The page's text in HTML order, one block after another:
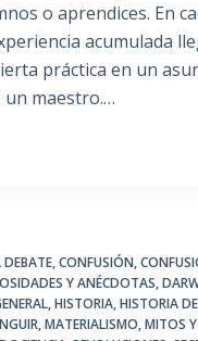
o aprendices. En
acumulada
práctica en un
un maestro.…
DEBATE,CONFUSIÓN,
Y ANÉCDOTAS,
,HISTORIA,HISTORIA
,MATERIALISMO,MITOS